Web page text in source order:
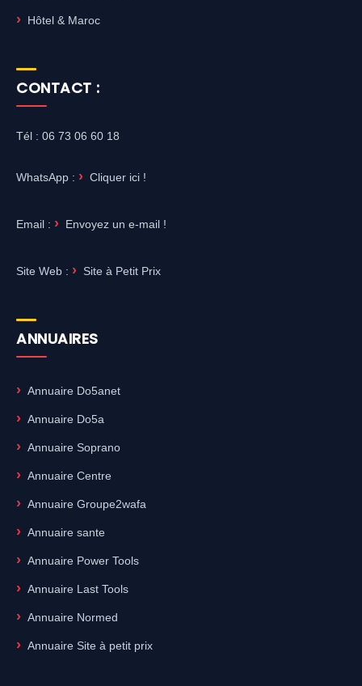
Hôtel & Maroc
CONTACT :
Tél : 06 73 06 60 18
WhatsApp : Cliquer ici !
Email : Envoyez un e-mail !
Site Web : Site à Petit Prix
ANNUAIRES
Annuaire Do5anet
Annuaire Do5a
Annuaire Soprano
Annuaire Centre
Annuaire Groupe2wafa
Annuaire sante
Annuaire Power Tools
Annuaire Last Tools
Annuaire Normed
Annuaire Site à petit prix